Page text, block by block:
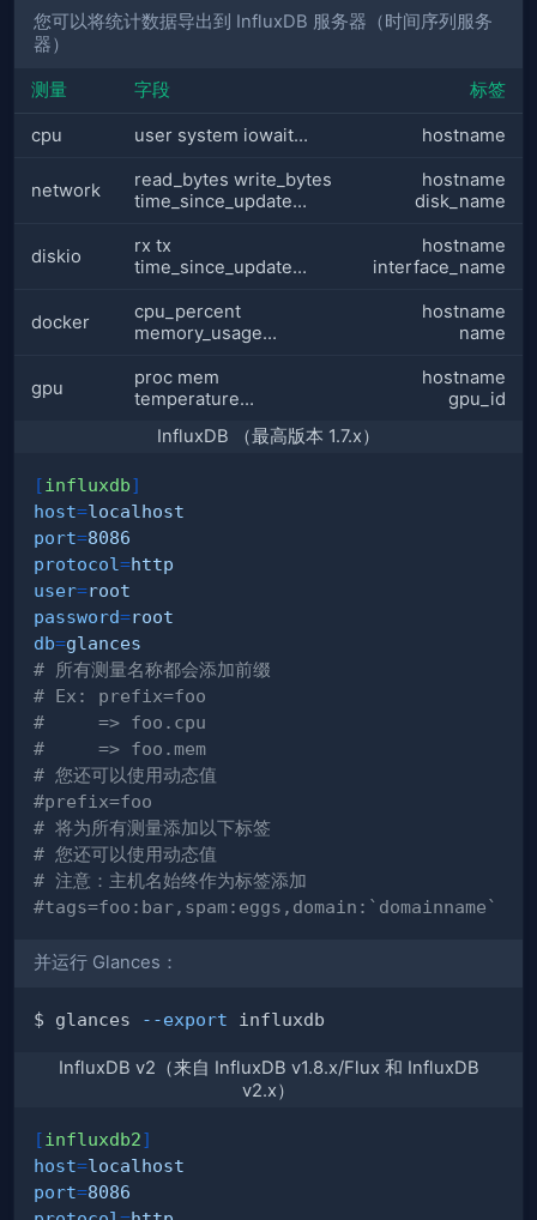
您可以将统计数据导出到 InfluxDB 服务器（时间序列服务
器）
测量 字段 标签
cpu user system iowait… hostname
network
read_bytes write_bytes
time_since_update…
hostname
disk_name
diskio
rx tx
time_since_update…
hostname
interface_name
docker
cpu_percent
memory_usage…
hostname
name
gpu
proc mem
temperature…
hostname
gpu_id
InfluxDB （最高版本 1.7.x）
[ influxdb]
host=localhost
port=8086
protocol=http
user=root
password=root
db=glances
# 所有测量名称都会添加前缀
# Ex: prefix=foo
#     => foo.cpu
#     => foo.mem
# 您还可以使用动态值
#prefix=foo
# 将为所有测量添加以下标签
# 您还可以使用动态值
# 注意：主机名始终作为标签添加
#tags=foo:bar,spam:eggs,domain:`domainname`
并运行 Glances：
$ glances --export
InfluxDB v2（来自 InfluxDB v1.8.x/Flux 和 InfluxDB
v2.x）
[ influxdb2]
host=localhost
port=8086